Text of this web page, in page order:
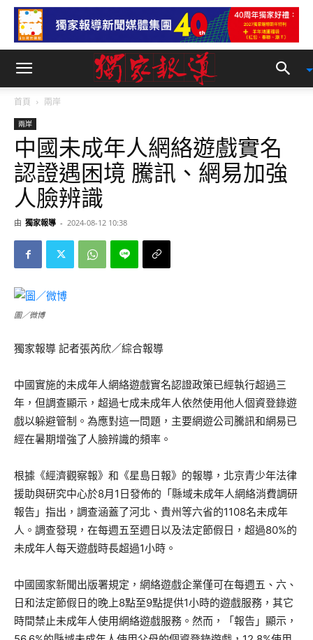
首頁 兩岸
兩岸
中國未成年人網絡遊戲實名
認證遇困境 騰訊、網易加強
人臉辨識
由 獨家報導 - 2024-08-12 10:38
圖／微博
獨家報導 記者張芮欣／綜合報導
中國實施的未成年人網絡遊戲實名認證政策已經執行超過三
年，但調查顯示，超過七成未成年人依然使用他人個資登錄遊
戲以躲避管制。為應對這一問題，主要網遊公司騰訊和網易已
經在暑期增強了人臉辨識的頻率。
根據《經濟觀察報》和《星島日報》的報導，北京青少年法律
援助與研究中心於8月1日發佈的「縣域未成年人網絡消費調研
報告」指出，調查涵蓋了河北、貴州等六省的1108名未成年
人。調查發現，在每週五至週日以及法定節假日，超過80%的
未成年人每天遊戲時長超過1小時。
中國國家新聞出版署規定，網絡遊戲企業僅可在每週五、六、
日和法定節假日的晚上8點至9點提供1小時的遊戲服務，其它
時間禁止未成年人使用網絡遊戲服務。然而，「報告」顯示，